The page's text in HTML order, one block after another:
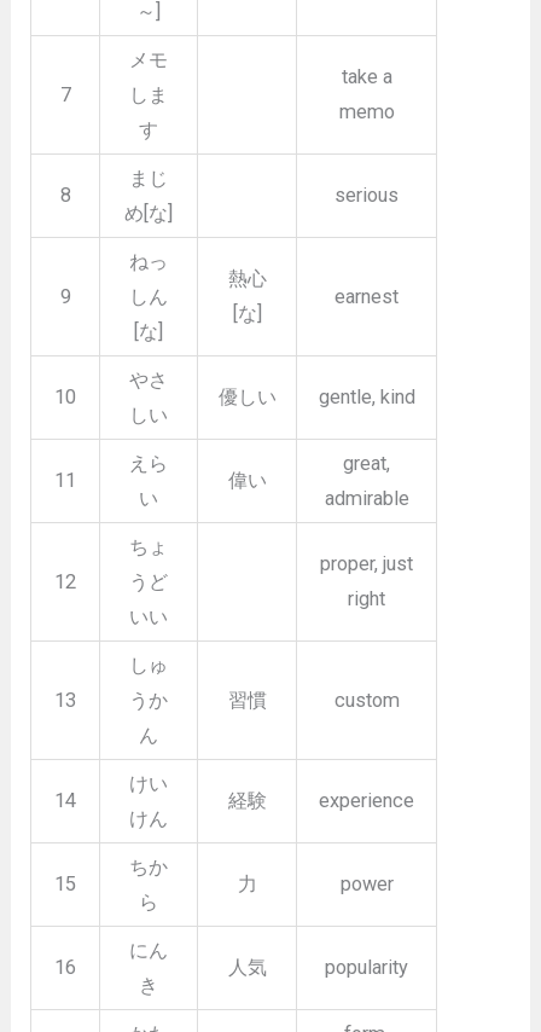
～]
7
メモ
しま
す
take a
memo
8
まじ
め[な]
serious
9
ねっ
しん
[な]
熱心
[な]
earnest
10
やさ
しい
優しい gentle, kind
11
えら
い
偉い
great,
admirable
12
ちょ
うど
いい
proper, just
right
13
しゅ
うか
ん
習慣 custom
14
けい
けん
経験 experience
15
ちか
ら
力 power
16
にん
き
人気 popularity